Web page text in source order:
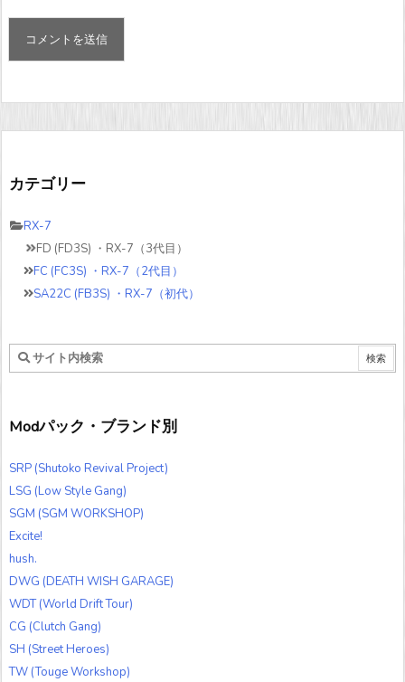
カテゴリー
RX-7
FD (FD3S) ・RX-7（3代目）
FC (FC3S) ・RX-7（2代目）
SA22C (FB3S) ・RX-7（初代）
Modパック・ブランド別
SRP (Shutoko Revival Project)
LSG (Low Style Gang)
SGM (SGM WORKSHOP)
Excite!
hush.
DWG (DEATH WISH GARAGE)
WDT (World Drift Tour)
CG (Clutch Gang)
SH (Street Heroes)
TW (Touge Workshop)